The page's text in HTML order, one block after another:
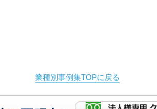
業種別事例集TOPに戻る